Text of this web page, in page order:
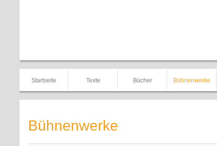
Startseite Texte Bücher Bühnenwerke
Bühnenwerke